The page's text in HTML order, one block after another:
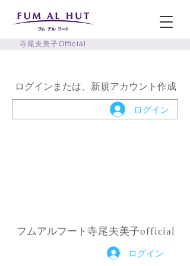
寺尾夫美子Official
​ログインまたは、新規アカウント作成
ログイン
フムアルフート 寺尾夫美子official
ログイン